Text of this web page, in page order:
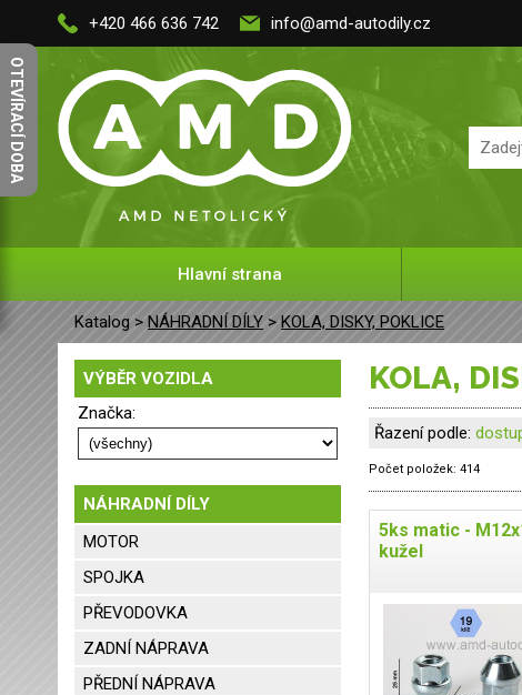
OTEVÍRACÍ DOBA
+420 466 636 742 info@amd-autodily.cz
Hlavní strana
Katalog > NÁHRADNÍ DÍLY > KOLA, DISKY, POKLICE
VÝBĚR VOZIDLA
Značka:
NÁHRADNÍ DÍLY
MOTOR
SPOJKA
PŘEVODOVKA
ZADNÍ NÁPRAVA
PŘEDNÍ NÁPRAVA
KOLA,
Řazení podle:
Počet položek: 414
5ks matic -
kužel